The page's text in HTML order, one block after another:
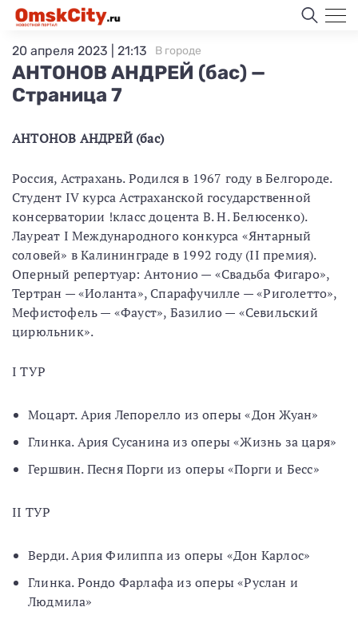
АНТОНОВ АНДРЕЙ (бас) —
Страница 7
20 апреля 2023 | 21:13 В городе
АНТОНОВ АНДРЕЙ (бас)
Россия, Астрахань. Родился в 1967 году в Белгороде.
Студент IV курса Астраханской государственной
консерватории !класс доцента В. Н. Белюсенко).
Лауреат I Международного конкурса «Янтарный
соловей» в Калининг­раде в 1992 году (II премия).
Оперный репертуар: Антонио — «Свадьба Фигаро»,
Тертран — «Иоланта», Спарафучилле — «Риголетто»,
Мефистофель — «Фауст», Базилио — «Севильский
цирюльник».
I ТУР
Моцарт. Ария Лепорелло из оперы «Дон Жуан»
Глинка. Ария Сусанина из оперы «Жизнь за царя»
Гершвин. Песня Порги из оперы «Порги и Бесс»
II ТУР
Верди. Ария Филиппа из оперы «Дон Карлос»
Глинка. Рондо Фарлафа из оперы «Руслан и
Людмила»